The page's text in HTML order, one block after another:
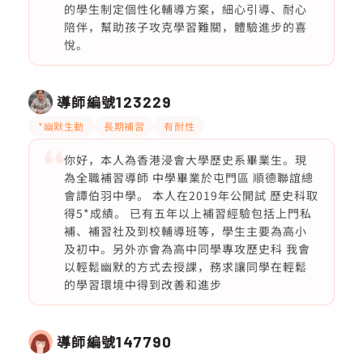
的學生制定個性化輔導方案，細心引導、耐心
陪伴，幫助孩子攻克學習難關，體驗進步的喜
悅。
導師編號123229
*幽默生動 長期補習 有耐性
你好，本人為香港浸會大學歷史系畢業生。現
為全職補習導師 中學畢業於屯門區 順德聯誼總
會譚伯羽中學。 本人在2019年公開試 歷史科取
得5*成績。 已有五年以上補習經驗包括上門私
補、補習社及到校輔導班等，學生主要為高小
及初中。另外亦會為高中同學專攻歷史科 我會
以輕鬆幽默的方式去授課，務求讓同學在輕鬆
的學習環境中得到改善和進步
導師編號147790